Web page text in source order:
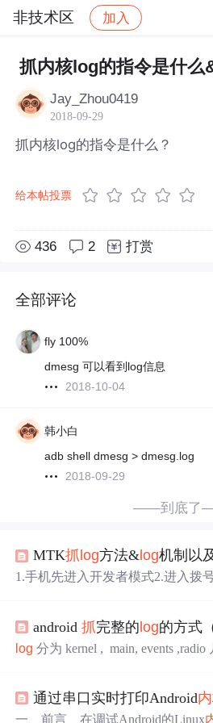
非技术区 加入
社区 非技术区 帖子详情
抓内核log的指令是什么
Jay_Zhou0419
2018-09-29
抓内核log的指令是什么？
给本帖投票
436 2 打赏
全部评论
fly 100%
dmesg 可以看到log信息
2018-10-04
韩小白
adb shell dmesg > dmesg.log
2018-09-29
——到底了
MTK抓 log方法& log机制以
1.手机先进入开发者模式2.进入拨
录制，在录制之前，记得把以前录
录制（pulllog需要完整路径：adb pull /storage/
android抓完整的log的方式
log 分为 kernel , main, events ,radio
ernel.log串口 抓取方式： 在串
串口波特率
通过串口实时打印Android
一、前言 在调试Android的Linux